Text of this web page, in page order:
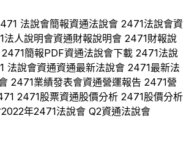
法說會簡報資通法說會 2471法說會資
法人說明會資通財報說明會 2471財報說
2471簡報PDF資通法說會下載 2471法說
法說會資通資通最新法說會 2471最新法
2471業績發表會資通營運報告 2471營
2471股票資通股價分析 2471股價分析
2022年2471法說會 Q2資通法說會